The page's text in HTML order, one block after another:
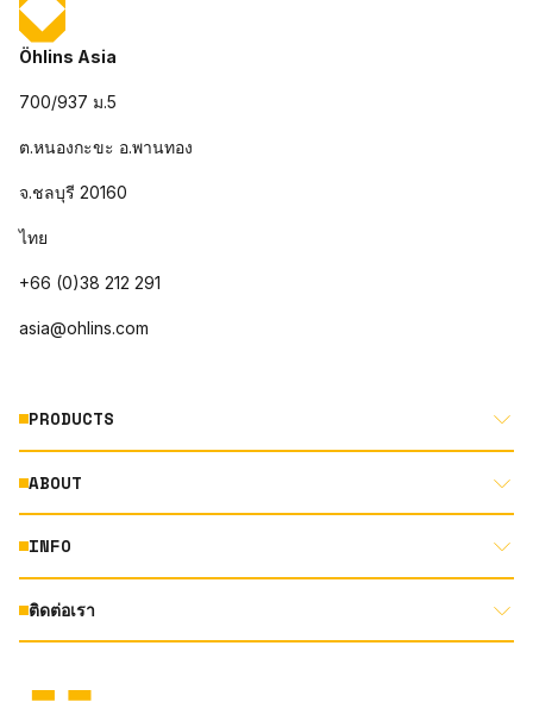
Öhlins Asia
700/937 ม.5
ต.หนองกะขะ อ.พานทอง
จ.ชลบุรี 20160
ไทย
+66 (0)38 212 291
asia@ohlins.com
PRODUCTS
MOTORCYCLE
AUTOMOTIVE
ABOUT
ABOUT US
RACING
INFO
DOCUMENT LIBRARY
ติดต่อเรา
INSTAGRAM